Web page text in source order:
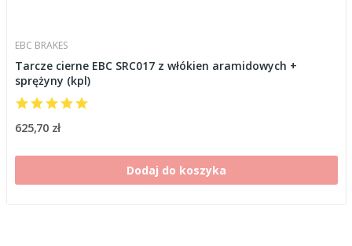
EBC BRAKES
Tarcze cierne EBC SRC017 z włókien aramidowych +
sprężyny (kpl)
625,70 zł
Dodaj do koszyka